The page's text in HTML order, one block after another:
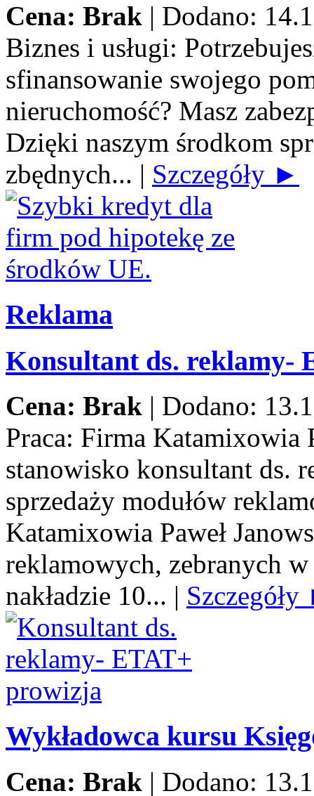
Cena: Brak | Dodano:
Biznes i usługi:
sfinansowanie swojego
nieruchomość? Masz
Dzięki naszym środkom
zbędnych... | Szczegóły ►
Reklama
Konsultant ds. reklamy-
Cena: Brak | Dodano:
Praca: Firma Katamixowia
stanowisko konsultant ds.
sprzedaży modułów
Katamixowia Paweł
reklamowych, zebranych
nakładzie 10... |
Wykładowca kursu
Cena: Brak | Dodano: